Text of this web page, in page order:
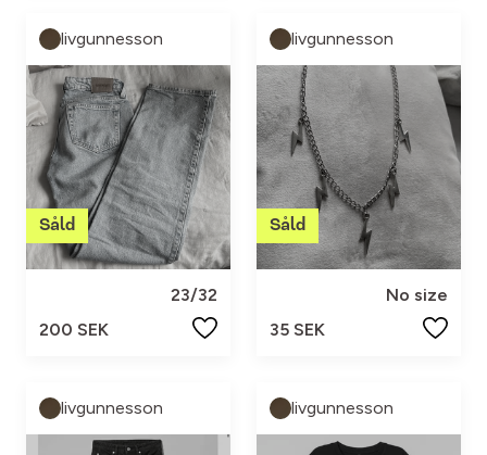
livgunnesson
23/32
200 SEK
livgunnesson
No size
35 SEK
livgunnesson livgunnesson